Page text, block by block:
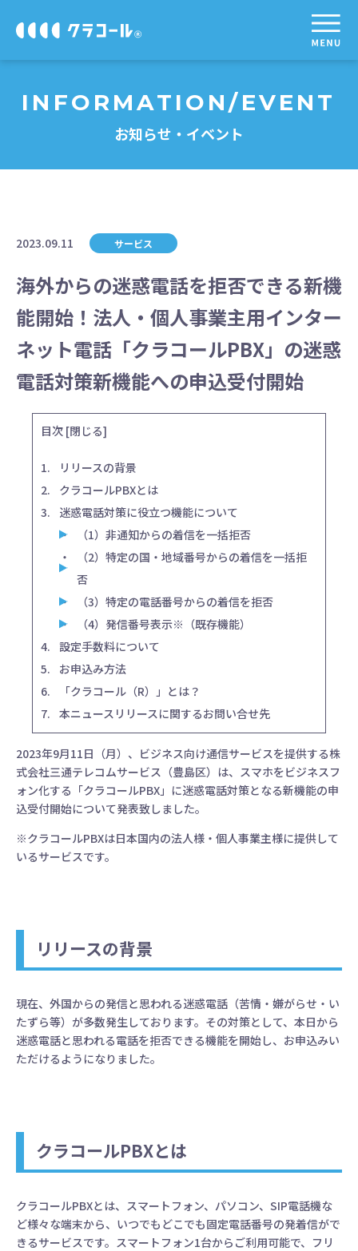
INFORMATION/EVENT
お知らせ・イベント
2023.09.11 サービス
海外からの迷惑電話を拒否できる新機
能開始！法人・個人事業主用インター
ネット電話「クラコールPBX」の迷惑
電話対策新機能への申込受付開始
目次 [閉じる]
リリースの背景
クラコールPBXとは
迷惑電話対策に役立つ機能について
（1）非通知からの着信を一括拒否
（2）特定の国・地域番号からの着信を一括拒
否
（3）特定の電話番号からの着信を拒否
（4）発信番号表示※（既存機能）
設定手数料について
お申込み方法
「クラコール（R）」とは？
本ニュースリリースに関するお問い合せ先
2023年9月11日（月）、ビジネス向け通信サービスを提供する株
式会社三通テレコムサービス（豊島区）は、スマホをビジネスフ
ォン化する「クラコールPBX」に迷惑電話対策となる新機能の申
込受付開始について発表致しました。
※クラコールPBXは日本国内の法人様・個人事業主様に提供して
いるサービスです。
リリースの背景
現在、外国からの発信と思われる迷惑電話（苦情・嫌がらせ・い
たずら等）が多数発生しております。その対策として、本日から
迷惑電話と思われる電話を拒否できる機能を開始し、お申込みい
ただけるようになりました。
クラコールPBXとは
クラコールPBXとは、スマートフォン、パソコン、SIP電話機な
ど様々な端末から、いつでもどこでも固定電話番号の発着信がで
きるサービスです。スマートフォン1台からご利用可能で、フリ